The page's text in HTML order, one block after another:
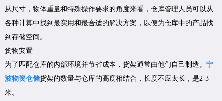
从尺寸，物体重量和特殊操作要求的角度来看，仓库管理人员可以从
各种计算中找到最实用和最合适的解决方案，以便为仓库中的产品找
到存储空间。
货物安置
为了匹配仓库的内部环境并节省成本，货架通常由他们自己制造。 宁
波物资仓储货架的数量与仓库的高度相结合，长度不应太长，是2-3
米。